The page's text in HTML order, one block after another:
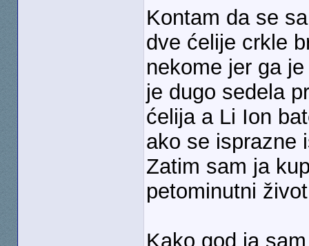
Kontam da se
dve ćelije crkle
nekome jer ga
je dugo sedela
ćelija a Li Ion
ako se isprazne
Zatim sam ja
petominutni
Kako god ja